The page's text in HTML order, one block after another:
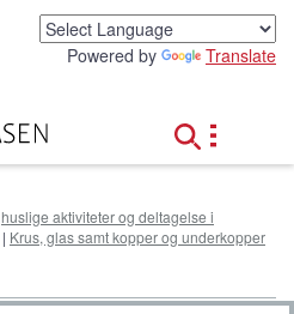
Powered by Translate
huslige aktiviteter og deltagelse i
| Krus, glas samt kopper og underkopper